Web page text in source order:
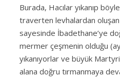
Burada, Hacılar yıkanıp
traverten levhalardan
sayesinde İbadethane’ye
mermer çeşmenin olduğu
yıkanıyorlar ve büyük
alana doğru tırmanmaya